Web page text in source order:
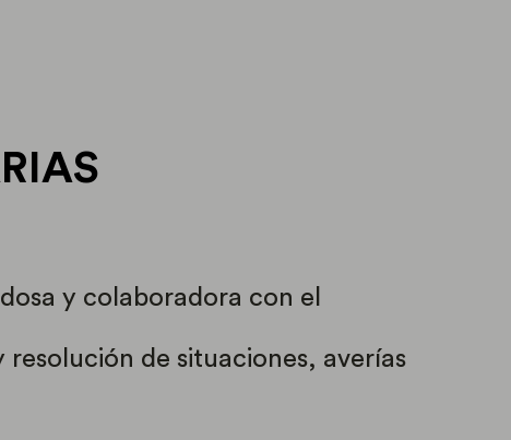
y colaboradora con el
de situaciones, averías